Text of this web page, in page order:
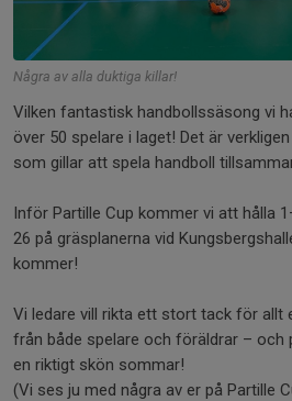
Några av alla duktiga killar!
Vilken fantastisk handbollssäsong vi
över 50 spelare i laget! Det är
som gillar att spela handboll
Inför Partille Cup kommer vi att hålla
26 på gräsplanerna vid
kommer!
Vi ledare vill rikta ett stort tack för allt
från både spelare och föräldrar – och
en riktigt skön sommar!
(Vi ses ju med några av er på Partille